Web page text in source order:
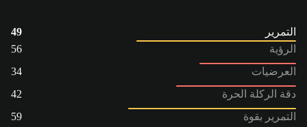
التمرير
49
الرؤية
56
العرضيات
34
دقة الركلة الحرة
42
التمرير بقوة
59